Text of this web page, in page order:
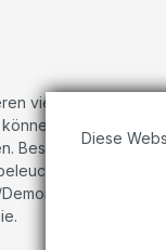
vielseitigen
wir Sie
Besonders viel
bis
Diese